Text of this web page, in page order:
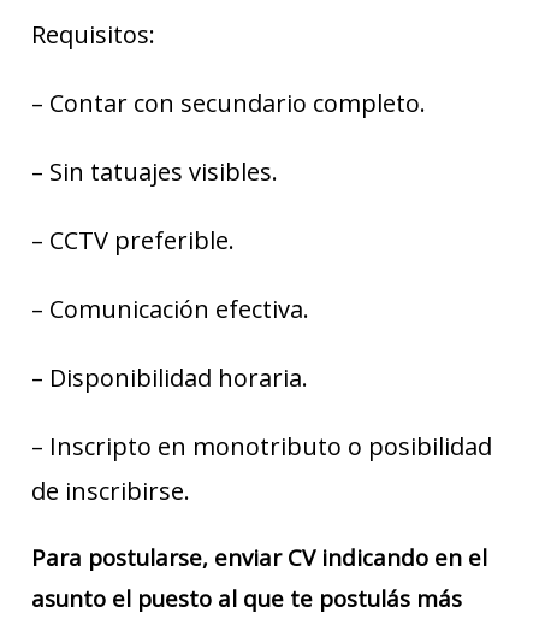
Requisitos:
– Contar con secundario completo.
– Sin tatuajes visibles.
– CCTV preferible.
– Comunicación efectiva.
– Disponibilidad horaria.
– Inscripto en monotributo o posibilidad
de inscribirse.
Para postularse, enviar CV indicando en el
asunto el puesto al que te postulás más